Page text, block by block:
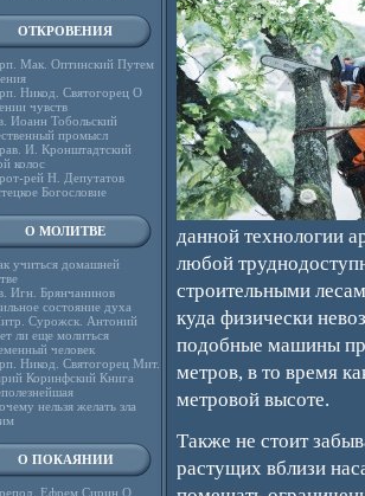
ОТКРОВЕНИЯ
Мак. Оптинский Путем
Никод. Святогорец О
чувств
Иоанн Тобольский
промысл
И. Кронштадтский
колос
рей Н. Депутатов
Богословие
О МОЛИТВЕ
учиться домашней
Игн. Брянчанинов
состояние духа
Сурожск. Антоний
ли еще молиться
человек
Никод. Святогорец Мит.
Коринфский Книга
нельзя желать зла
О ПОКАЯНИИ
Ефрем Сирин О
данной технологии
любой
строительными
куда физически
подобные машины
метров, в то время
метровой высоте.
Также не стоит
растущих вблизи